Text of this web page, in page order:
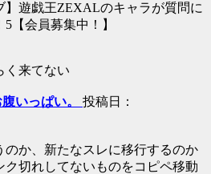
】遊戯王ZEXALのキャラが質問に
【会員募集中！】
く来てない
いっぱい。 投稿日：
のか、新たなスレに移行するのか
ク切れしてないものをコピペ移動